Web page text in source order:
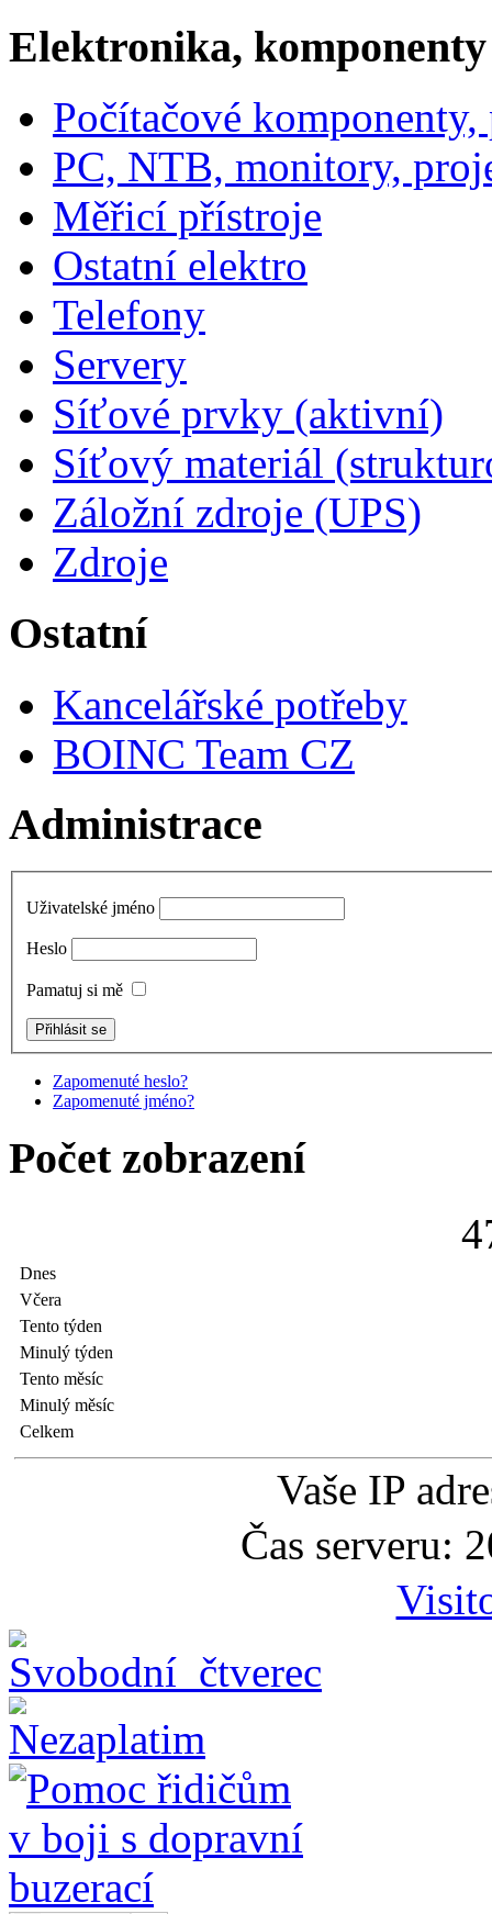
Elektronika, komponenty
Počítačové
PC, NTB, monitory,
Měřicí přístroje
Ostatní elektro
Telefony
Servery
Síťové prvky (aktivní)
Síťový materiál
Záložní zdroje (UPS)
Zdroje
Ostatní
Kancelářské potřeby
BOINC Team CZ
Administrace
Uživatelské jméno
Heslo
Pamatuj si mě
Zapomenuté heslo?
Zapomenuté jméno?
Počet zobrazení
4
Dnes
Včera
Tento týden
Minulý týden
Tento měsíc
Minulý měsíc
Celkem
Vaše IP
Čas serveru: